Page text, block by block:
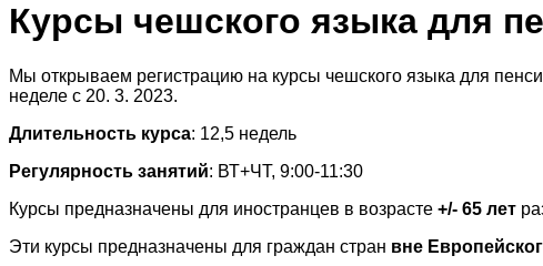
Курсы чешского языка для
Мы открываем регистрацию на курсы чешского языка для
неделе с 20. 3. 2023.
Длительность курса: 12,5 недель
Регулярность занятий: ВТ+ЧТ, 9:00-11:30
Курсы предназначены для иностранцев в возрасте +/- 65 лет
Эти курсы предназначены для граждан стран вне